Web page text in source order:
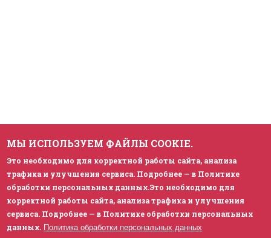
МЫ ИСПОЛЬЗУЕМ ФАЙЛЫ COOKIE.
Это необходимо для корректной работы сайта, анализа
трафика и улучшения сервиса. Подробнее — в Политике
обработки персональных данных.Это необходимо для
корректной работы сайта, анализа трафика и улучшения
сервиса. Подробнее — в Политике обработки персональных
данных. Политика обработки персональных данных